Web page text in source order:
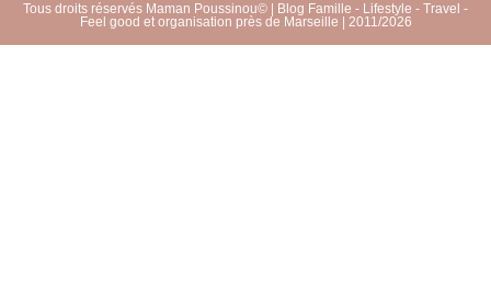
Tous droits réservés Maman Poussinou© | Blog Famille - Lifestyle - Travel -
Feel good et organisation près de Marseille | 2011/2026